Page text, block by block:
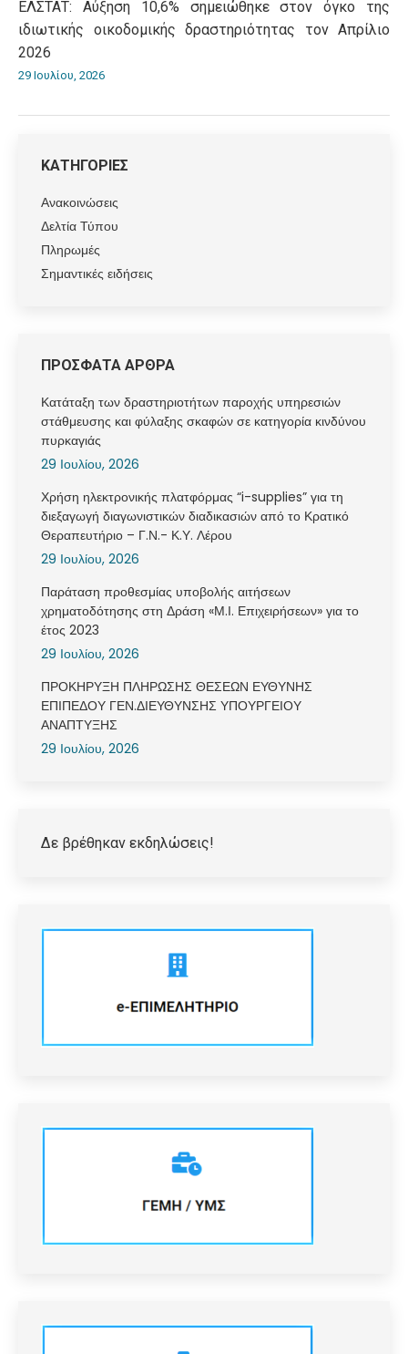
ΕΛΣΤΑΤ: Αύξηση 10,6% σημειώθηκε στον όγκο της
ιδιωτικής οικοδομικής δραστηριότητας τον Απρίλιο
2026
29 Ιουλίου, 2026
ΚΑΤΗΓΟΡΙΕΣ
Ανακοινώσεις
Δελτία Τύπου
Πληρωμές
Σημαντικές ειδήσεις
ΠΡΟΣΦΑΤΑ ΑΡΘΡΑ
Κατάταξη των δραστηριοτήτων παροχής υπηρεσιών
στάθμευσης και φύλαξης σκαφών σε κατηγορία κινδύνου
πυρκαγιάς
29 Ιουλίου, 2026
Χρήση ηλεκτρονικής πλατφόρμας “i-supplies” για τη
διεξαγωγή διαγωνιστικών διαδικασιών από το Κρατικό
Θεραπευτήριο – Γ.Ν.- Κ.Υ. Λέρου
29 Ιουλίου, 2026
Παράταση προθεσμίας υποβολής αιτήσεων
χρηματοδότησης στη Δράση «Μ.Ι. Επιχειρήσεων» για το
έτος 2023
29 Ιουλίου, 2026
ΠΡΟΚΗΡΥΞΗ ΠΛΗΡΩΣΗΣ ΘΕΣΕΩΝ ΕΥΘΥΝΗΣ
ΕΠΙΠΕΔΟΥ ΓΕΝ.ΔΙΕΥΘΥΝΣΗΣ ΥΠΟΥΡΓΕΙΟΥ
ΑΝΑΠΤΥΞΗΣ
29 Ιουλίου, 2026
Δε βρέθηκαν εκδηλώσεις!